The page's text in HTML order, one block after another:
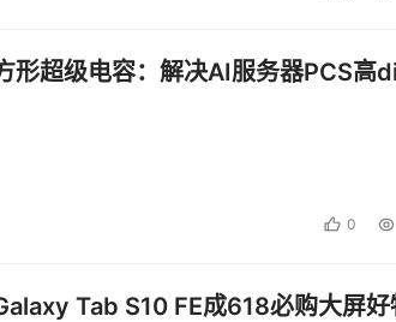
、人工智能、数据基础、低空经济、新型
脚，参展企业大牌云集，名企荟萃。
形超级电容：解决AI服务器PCS高
0
Tab S10 FE成618必购大屏好